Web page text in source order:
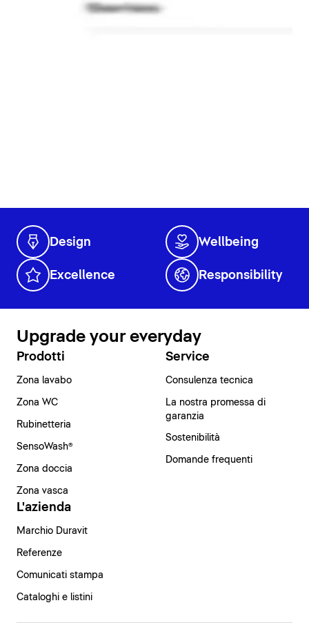
Design Wellbeing
Excellence Responsibility
Upgrade your everyday
Prodotti
Zona lavabo
Zona WC
Rubinetteria
SensoWash®
Zona doccia
Zona vasca
Service
Consulenza tecnica
La nostra promessa di
garanzia
Sostenibilità
Domande frequenti
L'azienda
Marchio Duravit
Referenze
Comunicati stampa
Cataloghi e listini